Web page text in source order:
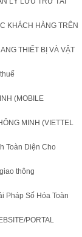
KHÁCH HÀNG TRÊN
THIẾT BỊ VÀ VẬT
(MOBILE
MINH (VIETTEL
Toàn Diện Cho
thông
Pháp Số Hóa Toàn
PORTAL